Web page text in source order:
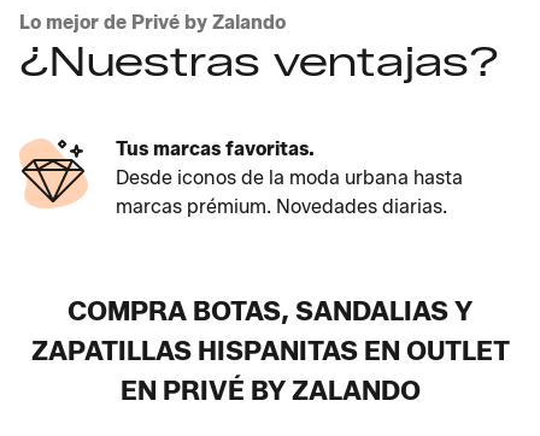
Lo mejor de Privé by Zalando
¿Nuestras ventajas?
Tus marcas favoritas.
Desde iconos de la moda urbana hasta
marcas prémium. Novedades diarias.
COMPRA BOTAS, SANDALIAS Y
ZAPATILLAS HISPANITAS EN OUTLET
EN PRIVÉ BY ZALANDO